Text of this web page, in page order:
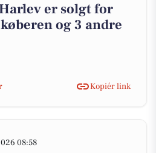
er solgt for
og 3 andre
Kopiér link
08:58